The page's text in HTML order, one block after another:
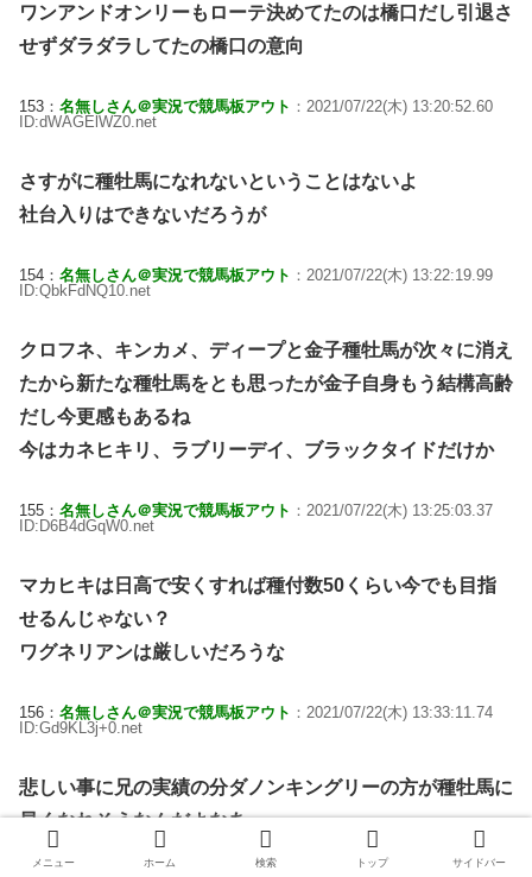
ワンアンドオンリーもローテ決めてたのは橋口だし引退さ
せずダラダラしてたの橋口の意向
153： 名無しさん＠実況で競馬板アウト ：2021/07/22(木) 13:20:52.60
ID:dWAGElWZ0.net
さすがに種牡馬になれないということはないよ
社台入りはできないだろうが
154： 名無しさん＠実況で競馬板アウト ：2021/07/22(木) 13:22:19.99
ID:QbkFdNQ10.net
クロフネ、キンカメ、ディープと金子種牡馬が次々に消え
たから新たな種牡馬をとも思ったが金子自身もう結構高齢
だし今更感もあるね
今はカネヒキリ、ラブリーデイ、ブラックタイドだけか
155： 名無しさん＠実況で競馬板アウト ：2021/07/22(木) 13:25:03.37
ID:D6B4dGqW0.net
マカヒキは日高で安くすれば種付数50くらい今でも目指
せるんじゃない？
ワグネリアンは厳しいだろうな
156： 名無しさん＠実況で競馬板アウト ：2021/07/22(木) 13:33:11.74
ID:Gd9KL3j+0.net
悲しい事に兄の実績の分ダノンキングリーの方が種牡馬に
早くなれそうなんだよなあ
メニュー ホーム 検索 トップ サイドバー